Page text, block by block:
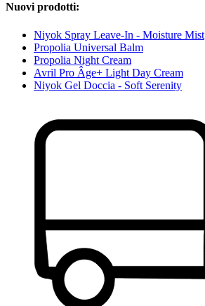
Nuovi prodotti:
Niyok Spray Leave-In - Moisture Mist
Propolia Universal Balm
Propolia Night Cream
Avril Pro Âge+ Light Day Cream
Niyok Gel Doccia - Soft Serenity